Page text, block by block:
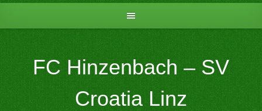
FC Hinzenbach – SV
Croatia Linz